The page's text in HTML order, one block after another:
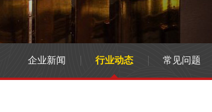
企业新闻 行业动态 常见问题